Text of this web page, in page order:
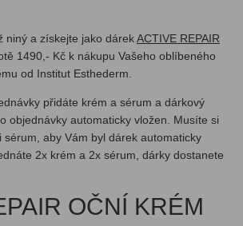
niný a získejte jako dárekACTIVE REPAIR
1490,- Kč k nákupu Vašeho oblíbeného
od Institut Esthederm.
přidáte krém a sérum a dárkový
objednávky automaticky vložen. Musíte si
sérum, aby Vám byl dárek automaticky
2x krém a 2x sérum, dárky dostanete
OČNÍ KRÉM